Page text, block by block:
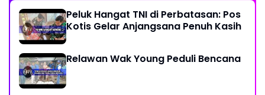
Peluk Hangat TNI di Perbatasan: Pos
Kotis Gelar Anjangsana Penuh Kasih
Relawan Wak Young Peduli Bencana